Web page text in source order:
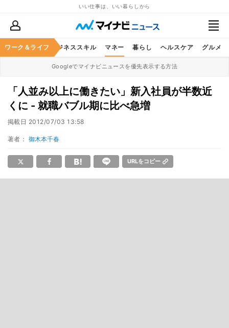
いい仕事は、いい暮らしから
ワーク＆ライフ
キャリア ビジネススキル マネー 暮らし ヘルスケア グルメ
Googleでマイナビニュースを優先表示する方法
「人並み以上に働きたい」新入社員が半数近
くに - 就職バブル期に比べ急増
掲載日 2012/07/03 13:58
著者： 御木本千春
URLをコピー